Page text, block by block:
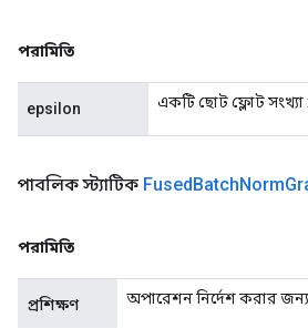
পরামিতি
epsilon একটি ছোট ফ্লোট
পাবলিক স্ট্যাটিক FusedBatchNorm
পরামিতি
প্রশিক্ষণ অপারেশন নির্দেশ করার